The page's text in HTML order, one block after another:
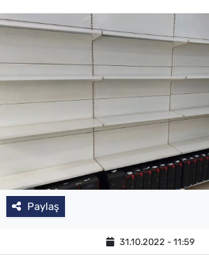
Paylaş
31.10.2022 - 11:59